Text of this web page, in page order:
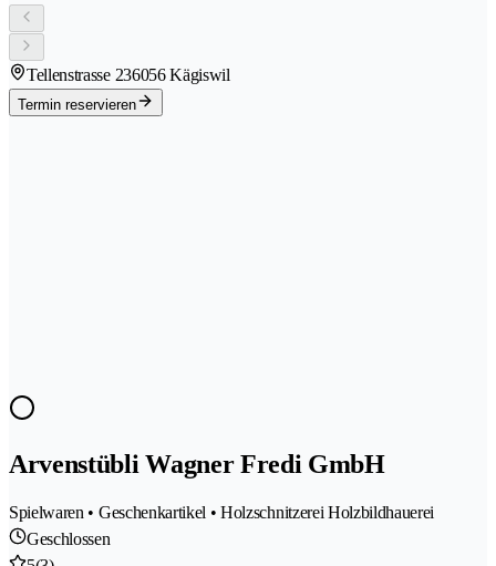
Tellenstrasse 236056 Kägiswil
Termin reservieren
Arvenstübli Wagner Fredi GmbH
Spielwaren • Geschenkartikel • Holzschnitzerei Holzbildhauerei
Geschlossen